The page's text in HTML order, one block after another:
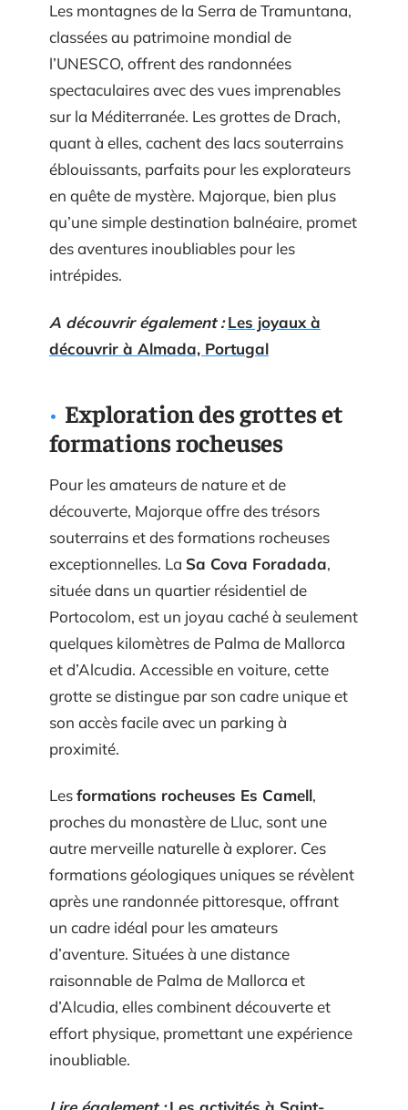
Les montagnes de la Serra de Tramuntana,
classées au patrimoine mondial de
l’UNESCO, offrent des randonnées
spectaculaires avec des vues imprenables
sur la Méditerranée. Les grottes de Drach,
quant à elles, cachent des lacs souterrains
éblouissants, parfaits pour les explorateurs
en quête de mystère. Majorque, bien plus
qu’une simple destination balnéaire, promet
des aventures inoubliables pour les
intrépides.
A découvrir également : Les joyaux à
découvrir à Almada, Portugal
Exploration des grottes et
formations rocheuses
Pour les amateurs de nature et de
découverte, Majorque offre des trésors
souterrains et des formations rocheuses
exceptionnelles. La Sa Cova Foradada,
située dans un quartier résidentiel de
Portocolom, est un joyau caché à seulement
quelques kilomètres de Palma de Mallorca
et d’Alcudia. Accessible en voiture, cette
grotte se distingue par son cadre unique et
son accès facile avec un parking à
proximité.
Lesformations rocheuses Es Camell,
proches du monastère de Lluc, sont une
autre merveille naturelle à explorer. Ces
formations géologiques uniques se révèlent
après une randonnée pittoresque, offrant
un cadre idéal pour les amateurs
d’aventure. Situées à une distance
raisonnable de Palma de Mallorca et
d’Alcudia, elles combinent découverte et
effort physique, promettant une expérience
inoubliable.